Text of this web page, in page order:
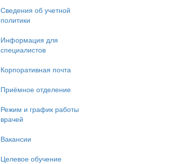
Сведения об учетной
политики
Информация для
специалистов
Корпоративная почта
Приёмное отделение
Режим и график работы
врачей
Вакансии
Целевое обучение